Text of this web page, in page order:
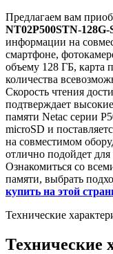
Предлагаем вам
NT02P500STN-128G-
информации на
смартфоне,
объему 128 ГБ, карта
количества
Скорость чтения
подтверждает
памяти Netac серии
microSD и
на совместимом
отлично подойдет
Ознакомиться со
памяти, выбрать
купить на этой
Технические
Технические